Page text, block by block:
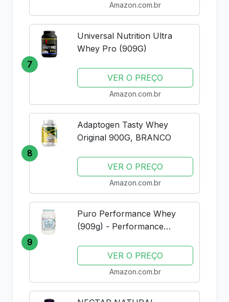
Amazon.com.br
7
Universal Nutrition Ultra
Whey Pro (909G)
VER O PREÇO
Amazon.com.br
8
Adaptogen Tasty Whey
Original 900G, BRANCO
VER O PREÇO
Amazon.com.br
9
Puro Performance Whey
(909g) - Performance
VER O PREÇO
Amazon.com.br